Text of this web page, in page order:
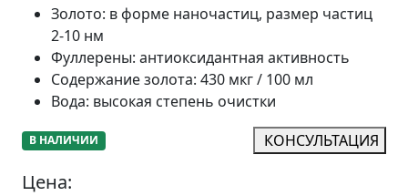
Золото: в форме наночастиц, размер частиц
2-10 нм
Фуллерены: антиоксидантная активность
Содержание золота: 430 мкг / 100 мл
Вода: высокая степень очистки
В НАЛИЧИИ КОНСУЛЬТАЦИЯ
Цена: